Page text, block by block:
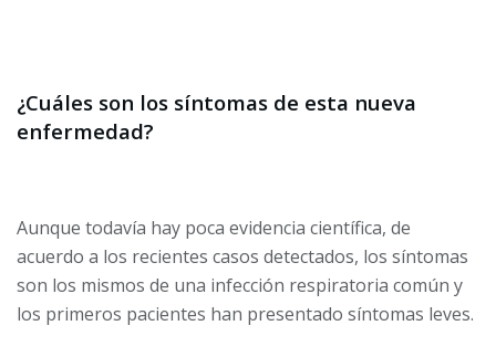
¿Cuáles son los síntomas de esta nueva
enfermedad?
Aunque todavía hay poca evidencia científica, de
acuerdo a los recientes casos detectados, los síntomas
son los mismos de una infección respiratoria común y
los primeros pacientes han presentado síntomas leves.